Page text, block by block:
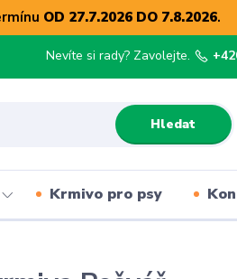
OD 27.7.2026 DO 7.8.2026.
Hledat
Nevíte si rady? Zavolejte.
Krmivo pro psy